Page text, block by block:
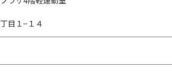
目１−１４